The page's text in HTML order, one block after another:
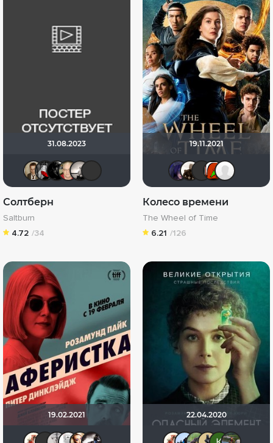
31.08.2023
Кастер Трой
Мышь БелаяРижанка
whereisbundy
Солтберн
Saltburn
4.72 /34
19.11.2021
Колесо времени
The Wheel of Time
6.21 /126
19.02.2021
Виктория555
роландоКапризЮлька
Victori_a
Biker
22.04.2020
mudrii